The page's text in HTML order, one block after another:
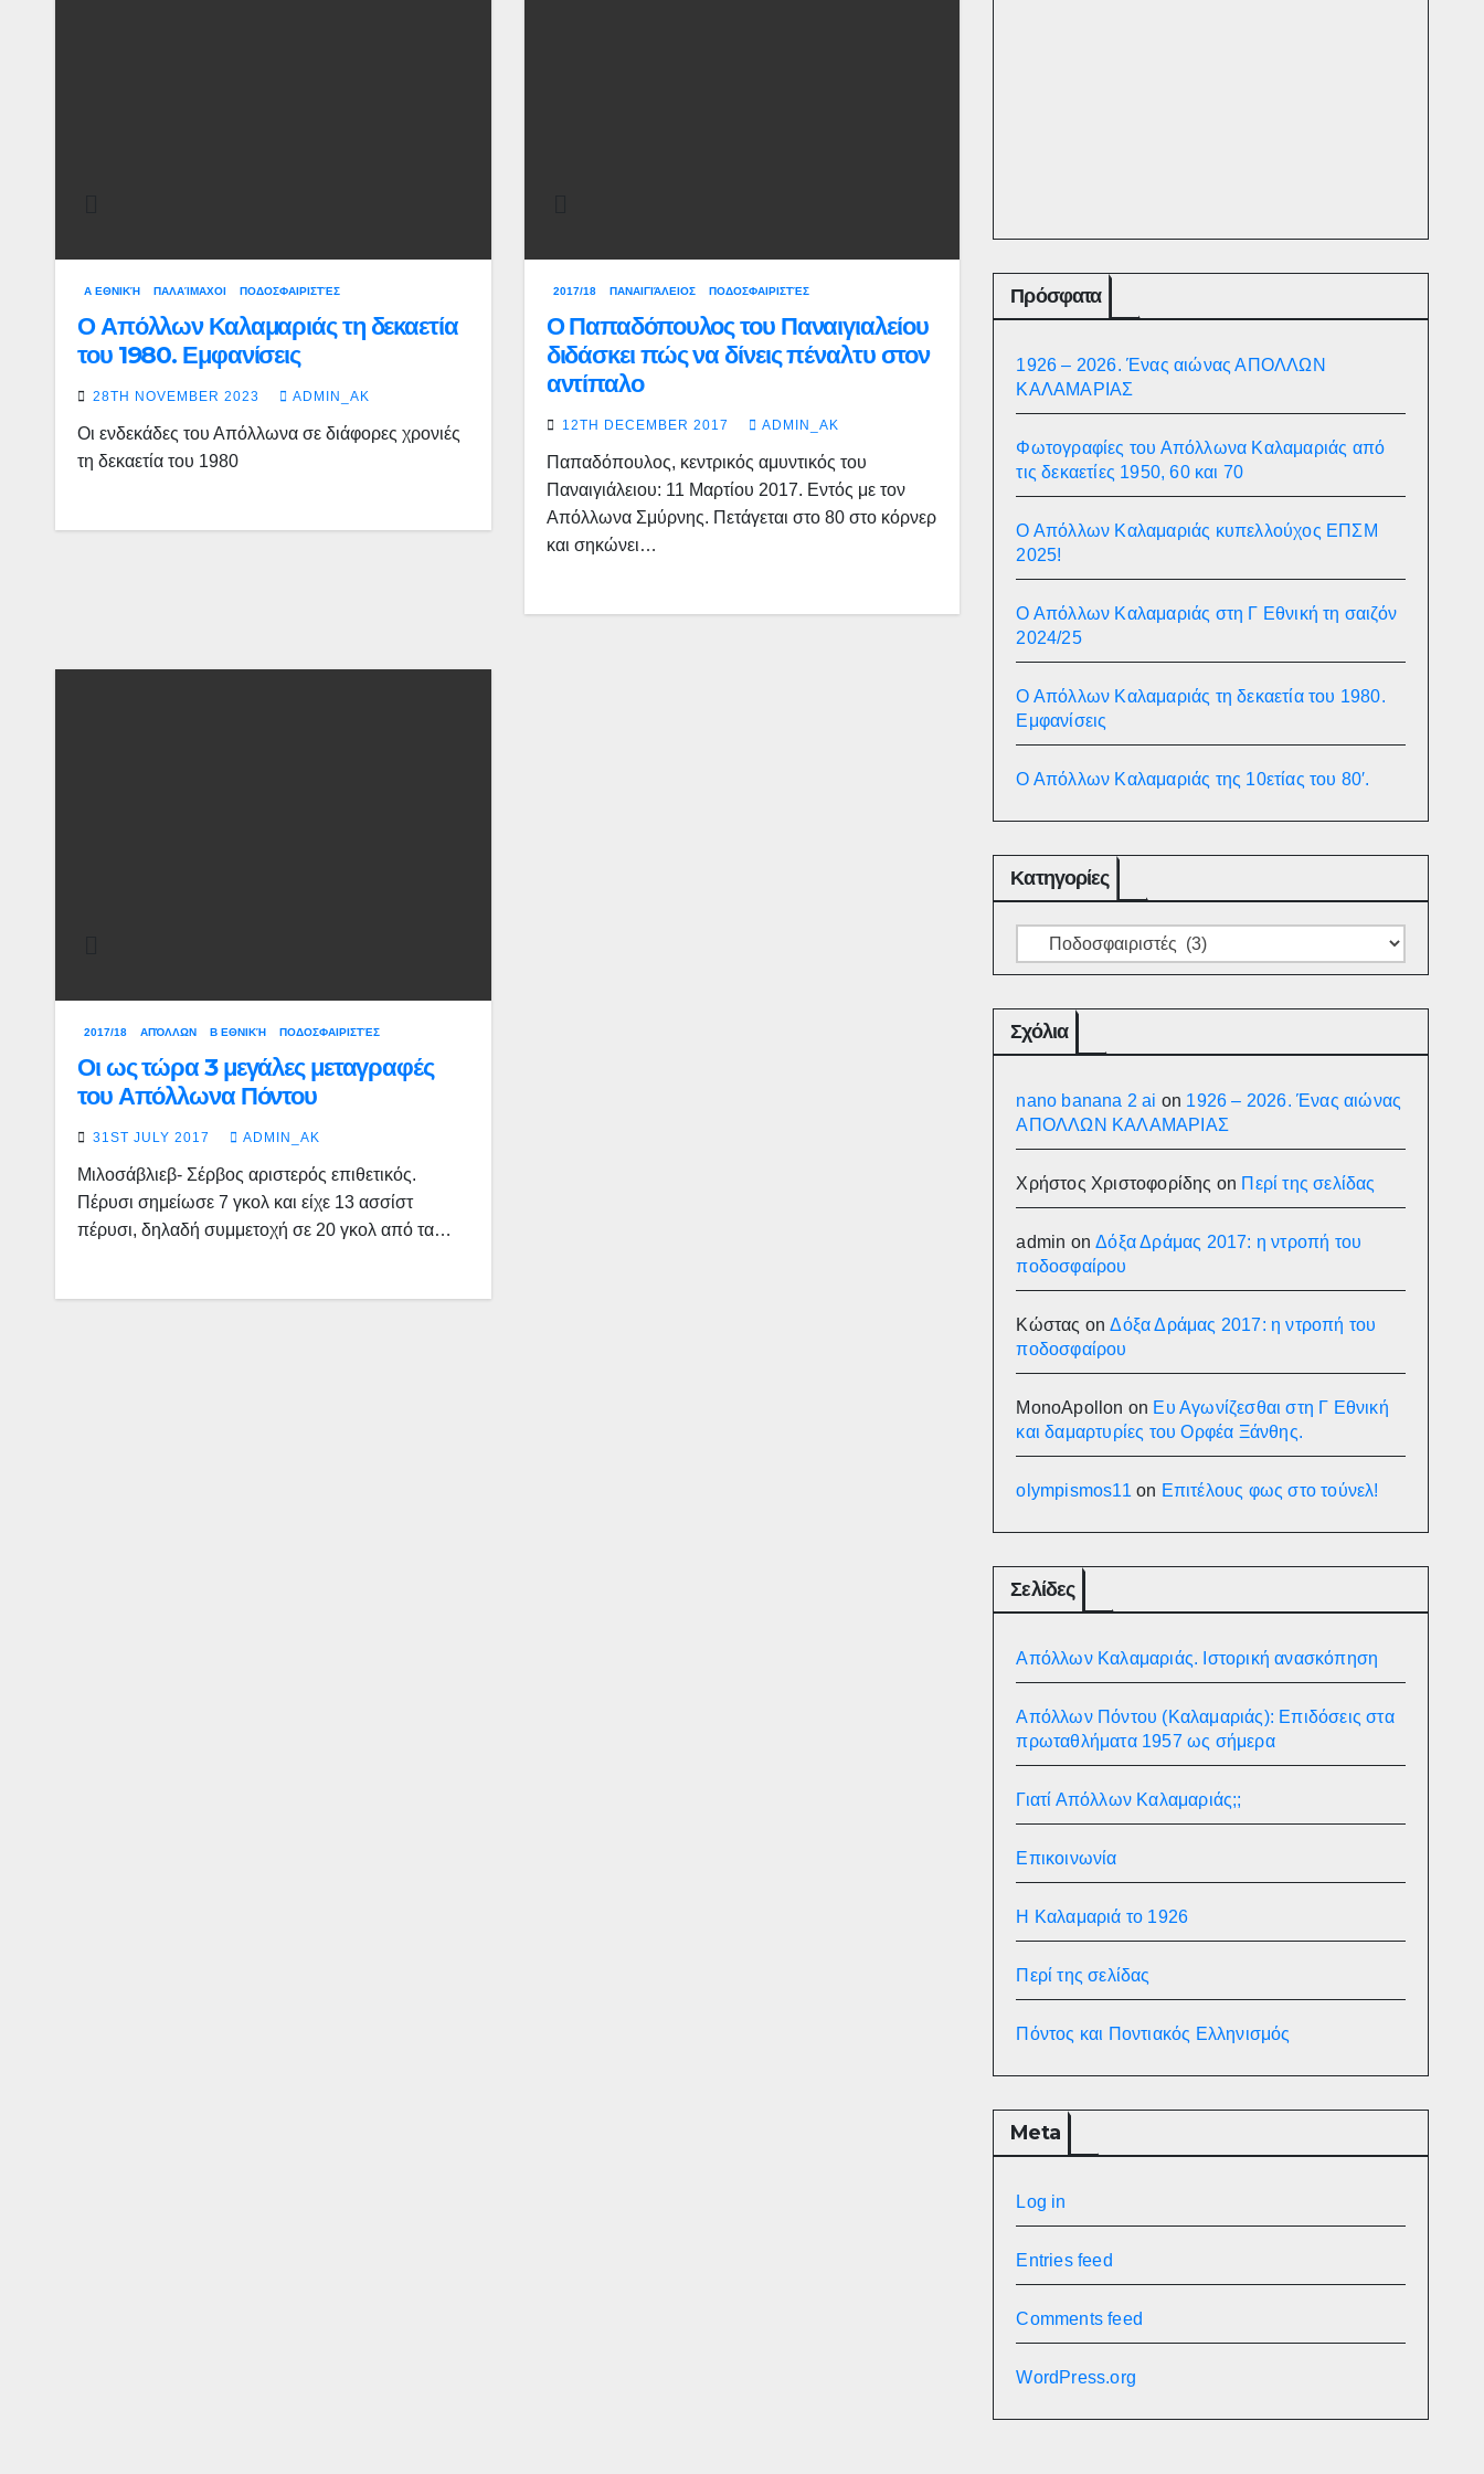
Α ΕΘΝΙΚΉ ΠΑΛΑΊΜΑΧΟΙ ΠΟΔΟΣΦΑΙΡΙΣΤΈΣ
Ο Απόλλων Καλαμαριάς τη δεκαετία
του 1980. Εμφανίσεις
28TH NOVEMBER 2023 ADMIN_AK
Οι ενδεκάδες του Απόλλωνα σε διάφορες χρονιές
τη δεκαετία του 1980
2017/18 ΠΑΝΑΙΓΙΆΛΕΙΟΣ ΠΟΔΟΣΦΑΙΡΙΣΤΈΣ
Ο Παπαδόπουλος του Παναιγιαλείου
διδάσκει πώς να δίνεις πέναλτυ στον
αντίπαλο
12TH DECEMBER 2017 ADMIN_AK
Παπαδόπουλος, κεντρικός αμυντικός του
Παναιγιάλειου: 11 Μαρτίου 2017. Εντός με τον
Απόλλωνα Σμύρνης. Πετάγεται στο 80 στο κόρνερ
και σηκώνει…
2017/18 ΑΠΌΛΛΩΝ Β ΕΘΝΙΚΉ ΠΟΔΟΣΦΑΙΡΙΣΤΈΣ
Οι ως τώρα 3 μεγάλες μεταγραφές
του Απόλλωνα Πόντου
31ST JULY 2017 ADMIN_AK
Μιλοσάβλιεβ- Σέρβος αριστερός επιθετικός.
Πέρυσι σημείωσε 7 γκολ και είχε 13 ασσίστ
πέρυσι, δηλαδή συμμετοχή σε 20 γκολ από τα…
Πρόσφατα
1926 – 2026. Ένας αιώνας ΑΠΟΛΛΩΝ
ΚΑΛΑΜΑΡΙΑΣ
Φωτογραφίες του Απόλλωνα Καλαμαριάς από
τις δεκαετίες 1950, 60 και 70
Ο Απόλλων Καλαμαριάς κυπελλούχος ΕΠΣΜ
2025!
Ο Απόλλων Καλαμαριάς στη Γ Εθνική τη σαιζόν
2024/25
Ο Απόλλων Καλαμαριάς τη δεκαετία του 1980.
Εμφανίσεις
Ο Απόλλων Καλαμαριάς της 10ετίας του 80′.
Κατηγορίες
Κατηγορίες
Σχόλια
nano banana 2 ai on 1926 – 2026. Ένας αιώνας
ΑΠΟΛΛΩΝ ΚΑΛΑΜΑΡΙΑΣ
Χρήστος Χριστοφορίδης on Περί της σελίδας
admin onΔόξα Δράμας 2017: η ντροπή του
ποδοσφαίρου
Κώστας onΔόξα Δράμας 2017: η ντροπή του
ποδοσφαίρου
MonoApollon on Ευ Αγωνίζεσθαι στη Γ Εθνική
και δαμαρτυρίες του Ορφέα Ξάνθης.
olympismos11 on Επιτέλους φως στο τούνελ!
Σελίδες
Απόλλων Καλαμαριάς. Iστορική ανασκόπηση
Απόλλων Πόντου (Καλαμαριάς): Επιδόσεις στα
πρωταθλήματα 1957 ως σήμερα
Γιατί Απόλλων Καλαμαριάς;;
Επικοινωνία
Η Καλαμαριά το 1926
Περί της σελίδας
Πόντος και Ποντιακός Ελληνισμός
Meta
Log in
Entries feed
Comments feed
WordPress.org